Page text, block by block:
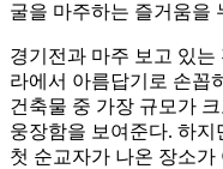
굴을 마주하는 즐거움을
경기전과 마주 보고 있
라에서 아름답기로 손꼽
건축물 중 가장 규모가
웅장함을 보여준다. 하지
첫 순교자가 나온 장소